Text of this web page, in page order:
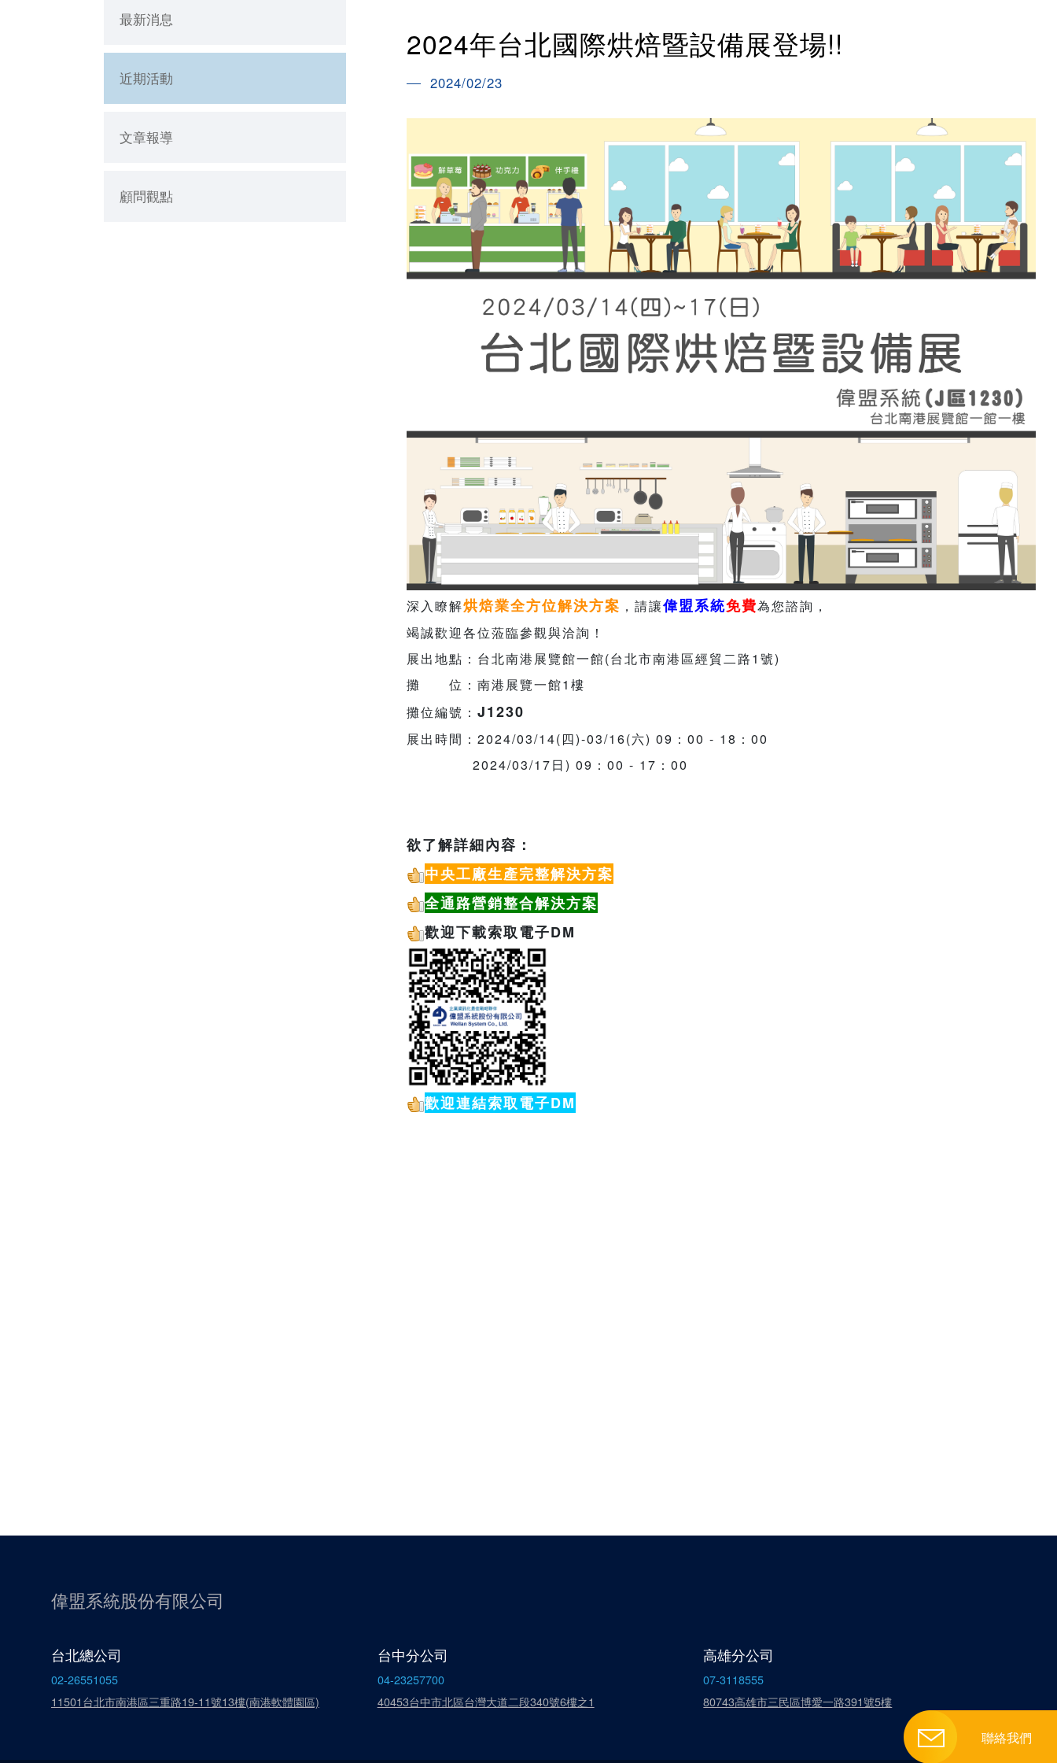
聯絡我們
最新消息
近期活動
文章報導
顧問觀點
2024年台北國際烘焙暨設備展登場!!
2024/02/23
深入瞭解烘焙業全方位解決方案 ，請讓偉盟系統免費為您諮詢，
竭誠歡迎各位蒞臨參觀與洽詢！
展出地點：台北南港展覽館一館(台北市南港區經貿二路1號)
攤 位：南港展覽一館1樓
攤位編號： J1230
展出時間：2024/03/14(四)-03/16(六) 09：00 - 18：00
2024/03/17日) 09：00 - 17：00
欲了解詳細內容：
中央工廠生產完整解決方案
全通路營銷整合解決方案
歡迎下載索取電子DM
歡迎連結索取電子DM
偉盟系統股份有限公司
台北總公司
02-26551055
11501台北市南港區三重路19-11號13樓(南港軟體園區)
台中分公司
04-23257700
40453台中市北區台灣大道二段340號6樓之1
高雄分公司
07-3118555
80743高雄市三民區博愛一路391號5樓